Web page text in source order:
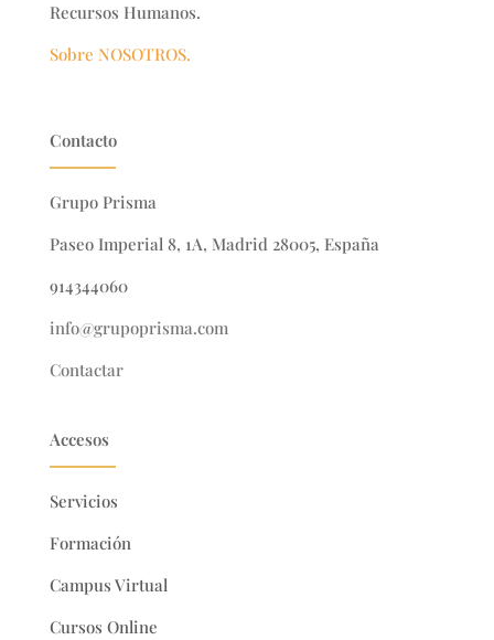
Recursos Humanos.
Sobre NOSOTROS.
Contacto
Grupo Prisma
Paseo Imperial 8, 1A, Madrid 28005, España
914344060
info@grupoprisma.com
Contactar
Accesos
Servicios
Formación
Campus Virtual
Cursos Online